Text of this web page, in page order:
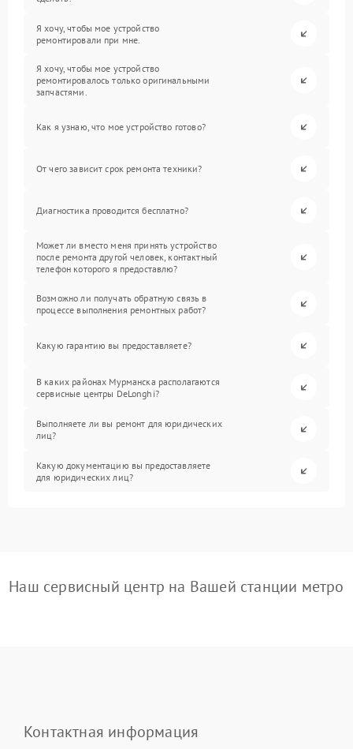
Я хочу, чтобы мое устройство
ремонтировали при мне.
Я хочу, чтобы мое устройство
ремонтировалось только оригинальными
запчастями.
Как я узнаю, что мое устройство готово?
От чего зависит срок ремонта техники?
Диагностика проводится бесплатно?
Может ли вместо меня принять устройство
после ремонта другой человек, контактный
телефон которого я предоставлю?
Возможно ли получать обратную связь в
процессе выполнения ремонтных работ?
Какую гарантию вы предоставляете?
В каких районах Мурманска располагаются
сервисные центры DeLonghi?
Выполняете ли вы ремонт для юридических
лиц?
Какую документацию вы предоставляете
для юридических лиц?
Наш сервисный центр на Вашей станции метро
Контактная информация